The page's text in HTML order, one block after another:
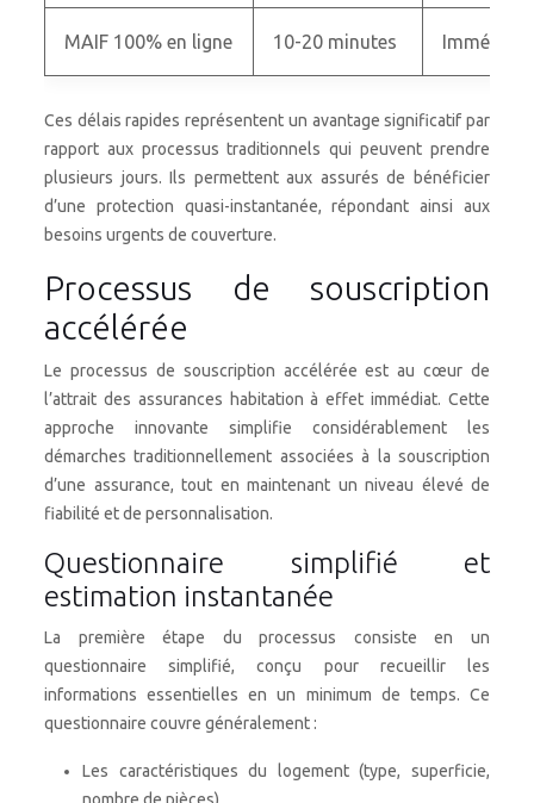
MAIF 100% en ligne 10-20 minutes Immédiat
Ces délais rapides représentent un avantage significatif par
rapport aux processus traditionnels qui peuvent prendre
plusieurs jours. Ils permettent aux assurés de bénéficier
d’une protection quasi-instantanée, répondant ainsi aux
besoins urgents de couverture.
Processus de souscription
accélérée
Le processus de souscription accélérée est au cœur de
l’attrait des assurances habitation à effet immédiat. Cette
approche innovante simplifie considérablement les
démarches traditionnellement associées à la souscription
d’une assurance, tout en maintenant un niveau élevé de
fiabilité et de personnalisation.
Questionnaire simplifié et
estimation instantanée
La première étape du processus consiste en un
questionnaire simplifié, conçu pour recueillir les
informations essentielles en un minimum de temps. Ce
questionnaire couvre généralement :
Les caractéristiques du logement (type, superficie,